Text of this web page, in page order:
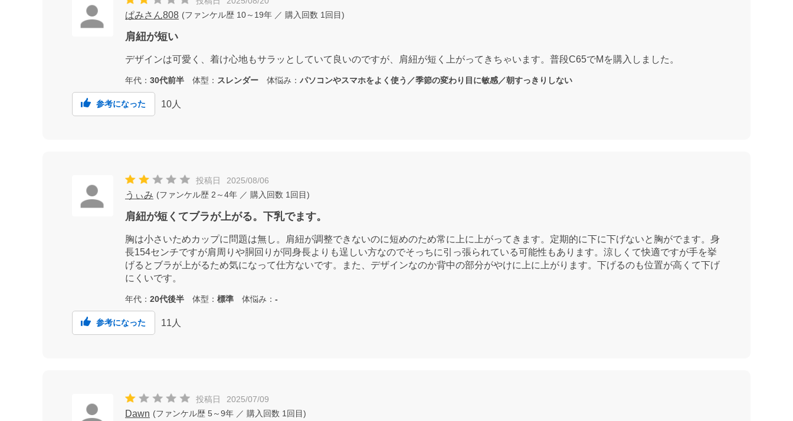
ぱみさん808 (ファンケル歴 10～19年 ／ 購入回数 1回目)
肩紐が短い
デザインは可愛く、着け心地もサラッとしていて良いのですが、肩紐が短く上がってきちゃいます。普段C65でMを購入しました。
年代： 30代前半 体型： スレンダー 体悩み： パソコンやスマホをよく使う／季節の変わり目に敏感／朝すっきりしない
参考になった 10 人
投稿日 2025/08/06
うぃみ (ファンケル歴 2～4年 ／ 購入回数 1回目)
肩紐が短くてブラが上がる。下乳でます。
胸は小さいためカップに問題は無し。肩紐が調整できないのに短めのため常に上に上がってきます。定期的に下に下げないと胸がでます。身
長154センチですが肩周りや胴回りが同身長よりも逞しい方なのでそっちに引っ張られている可能性もあります。涼しくて快適ですが手を挙
げるとブラが上がるため気になって仕方ないです。また、デザインなのか背中の部分がやけに上に上がります。下げるのも位置が高くて下げ
にくいです。
年代： 20代後半 体型： 標準 体悩み： -
参考になった 11 人
投稿日 2025/07/09
Dawn (ファンケル歴 5～9年 ／ 購入回数 1回目)